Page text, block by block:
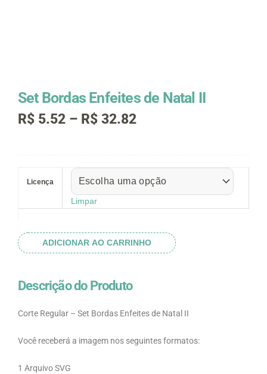
Set Bordas Enfeites de Natal II
R$ 5.52 – R$ 32.82Faixa
através
R$ 32.82
Licença
Limpar
Enfeites
quantidadeADICIONAR AO CARRINHO
Descrição do Produto
Corte Regular – Set Bordas Enfeites de Natal II
Você receberá a imagem nos seguintes formatos:
1 Arquivo SVG